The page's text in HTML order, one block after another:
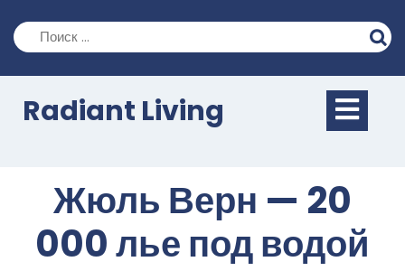
содержимому
Radiant Living
Жюль Верн — 20
000 лье под водой